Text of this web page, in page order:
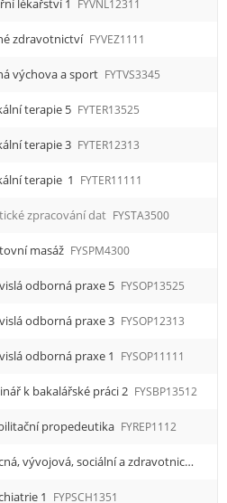
lékařství 1 FYVNL12311
zdravotnictví FYVEZ1111
výchova a sport FYTVS3345
terapie 5 FYTER13525
terapie 3 FYTER12313
terapie 1 FYTER11111
zpracování dat FYSTA3500
masáž FYSPM4300
odborná praxe 5 FYSOP13525
odborná praxe 3 FYSOP12313
odborná praxe 1 FYSOP11111
k bakalářské práci 2 FYSBP13512
propedeutika FYREP1112
FYPSY11111 Obecná, vývojová, sociální a zdravotnická psychologie 1
1 FYPSCH1351